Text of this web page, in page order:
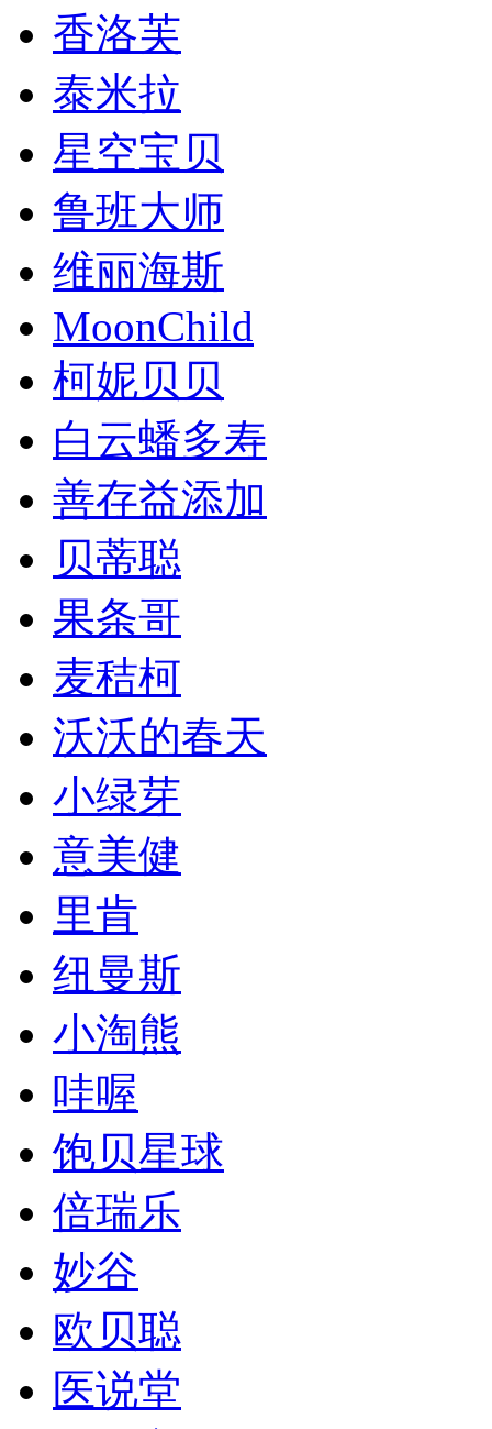
香洛芙
泰米拉
星空宝贝
鲁班大师
维丽海斯
MoonChild
柯妮贝贝
白云蟠多寿
善存益添加
贝蒂聪
果条哥
麦秸柯
沃沃的春天
小绿芽
意美健
里肯
纽曼斯
小淘熊
哇喔
饱贝星球
倍瑞乐
妙谷
欧贝聪
医说堂